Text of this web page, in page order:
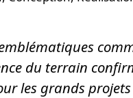
du terrain
les grands